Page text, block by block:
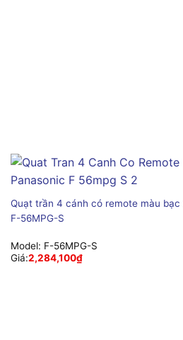
Quạt trần 4 cánh có remote màu
F-56MPG-S
Model: F-56MPG-S
Giá:2,284,100₫